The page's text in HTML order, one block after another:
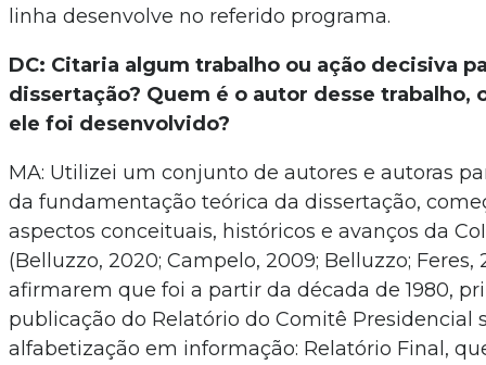
linha desenvolve no referido programa.
DC: Citaria algum trabalho ou ação decisiva
dissertação? Quem é o autor desse trabalho,
ele foi desenvolvido?
MA: Utilizei um conjunto de autores e autoras
da fundamentação teórica da dissertação,
aspectos conceituais, históricos e avanços da
(Belluzzo, 2020; Campelo, 2009; Belluzzo; Feres,
afirmarem que foi a partir da década de 1980,
publicação do Relatório do Comitê Presidencial
alfabetização em informação: Relatório Final,